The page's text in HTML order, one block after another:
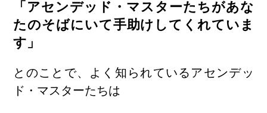
「アセンデッド・マスターたちがあな
たのそばにいて手助けしてくれていま
す」
とのことで、よく知られているアセンデッ
ド・マスターたちは